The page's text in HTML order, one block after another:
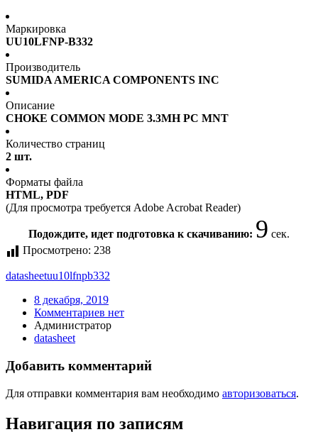
Маркировка
UU10LFNP-B332
Производитель
SUMIDA AMERICA COMPONENTS INC
Описание
CHOKE COMMON MODE 3.3MH PC MNT
Количество страниц
2 шт.
Форматы файла
HTML, PDF
(Для просмотра требуется Adobe Acrobat Reader)
Подождите, идет подготовка к скачиванию: 9 сек.
Просмотрено: 238
datasheetuu10lfnpb332
8 декабря, 2019
Комментариев нет
Администратор
datasheet
Добавить комментарий
Для отправки комментария вам необходимо авторизоваться.
Навигация по записям